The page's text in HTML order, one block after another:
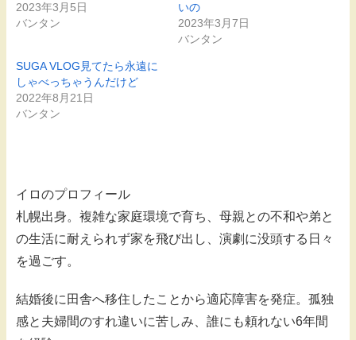
2023年3月5日
バンタン
いの
2023年3月7日
バンタン
SUGA VLOG見てたら永遠に
しゃべっちゃうんだけど
2022年8月21日
バンタン
イロのプロフィール
札幌出身。複雑な家庭環境で育ち、母親との不和や弟と
の生活に耐えられず家を飛び出し、演劇に没頭する日々
を過ごす。
結婚後に田舎へ移住したことから適応障害を発症。孤独
感と夫婦間のすれ違いに苦しみ、誰にも頼れない6年間